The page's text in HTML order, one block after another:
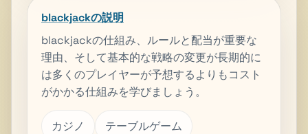
blackjackの説明
blackjackの仕組み、ルールと配当が重要な
理由、そして基本的な戦略の変更が長期的に
は多くのプレイヤーが予想するよりもコスト
がかかる仕組みを学びましょう。
カジノ テーブルゲーム